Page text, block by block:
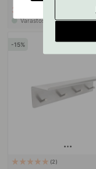
3.06 €
Varastossa
15
2